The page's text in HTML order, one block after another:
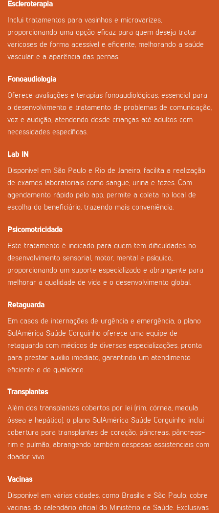
Escleroterapia
Inclui tratamentos para vasinhos e microvarizes,
proporcionando uma opção eficaz para quem deseja tratar
varicoses de forma acessível e eficiente, melhorando a saúde
vascular e a aparência das pernas.
Fonoaudiologia
Oferece avaliações e terapias fonoaudiológicas, essencial para
o desenvolvimento e tratamento de problemas de comunicação,
voz e audição, atendendo desde crianças até adultos com
necessidades específicas.
Lab IN
Disponível em São Paulo e Rio de Janeiro, facilita a realização
de exames laboratoriais como sangue, urina e fezes. Com
agendamento rápido pelo app, permite a coleta no local de
escolha do beneficiário, trazendo mais conveniência.
Psicomotricidade
Este tratamento é indicado para quem tem dificuldades no
desenvolvimento sensorial, motor, mental e psíquico,
proporcionando um suporte especializado e abrangente para
melhorar a qualidade de vida e o desenvolvimento global.
Retaguarda
Em casos de internações de urgência e emergência, o plano
SulAmérica Saúde Corguinho oferece uma equipe de
retaguarda com médicos de diversas especializações, pronta
para prestar auxílio imediato, garantindo um atendimento
eficiente e de qualidade.
Transplantes
Além dos transplantas cobertos por lei (rim, córnea, medula
óssea e hepático), o plano SulAmérica Saúde Corguinho inclui
cobertura para transplantes de coração, pâncreas, pâncreas-
rim e pulmão, abrangendo também despesas assistenciais com
doador vivo.
Vacinas
Disponível em várias cidades, como Brasília e São Paulo, cobre
vacinas do calendário oficial do Ministério da Saúde. Exclusivas